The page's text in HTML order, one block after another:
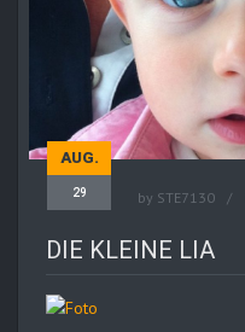
AUG.
29 by STE7130
DIE KLEINE LIA